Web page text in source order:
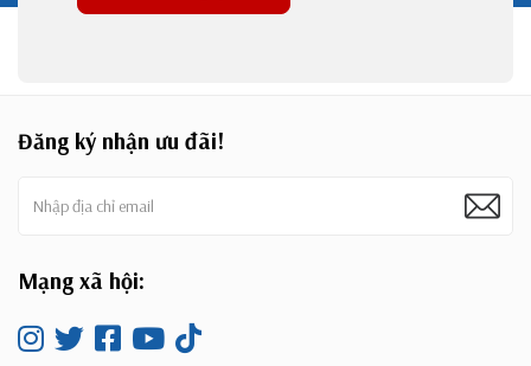
Đăng ký nhận ưu đãi!
Mạng xã hội: